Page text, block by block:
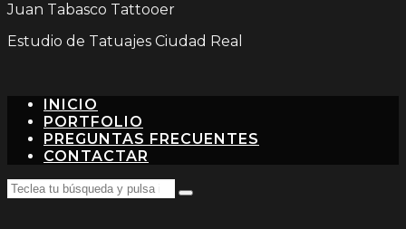
Juan Tabasco Tattooer
Estudio de Tatuajes Ciudad Real
INICIO
PORTFOLIO
PREGUNTAS FRECUENTES
CONTACTAR
Search
for:
Teclea